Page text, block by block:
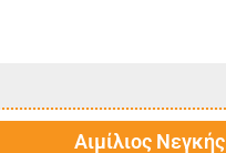
Αιμίλιος Νεγκής